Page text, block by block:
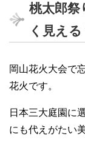
桃太郎祭
く見える
岡山花火大会で
花火です。
日本三大庭園に
にも代えがたい